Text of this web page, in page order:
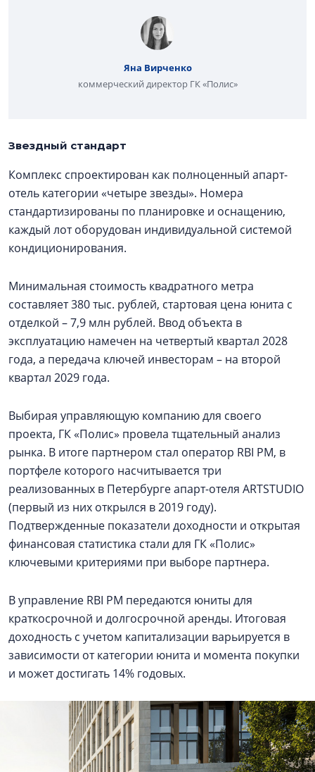
Яна Вирченко
коммерческий директор ГК «Полис»
Звездный стандарт
Комплекс спроектирован как полноценный апарт-
отель категории «четыре звезды». Номера
стандартизированы по планировке и оснащению,
каждый лот оборудован индивидуальной системой
кондиционирования.
Минимальная стоимость квадратного метра
составляет 380 тыс. рублей, стартовая цена юнита с
отделкой – 7,9 млн рублей. Ввод объекта в
эксплуатацию намечен на четвертый квартал 2028
года, а передача ключей инвесторам – на второй
квартал 2029 года.
Выбирая управляющую компанию для своего
проекта, ГК «Полис» провела тщательный анализ
рынка. В итоге партнером стал оператор RBI PM, в
портфеле которого насчитывается три
реализованных в Петербурге апарт-отеля ARTSTUDIO
(первый из них открылся в 2019 году).
Подтвержденные показатели доходности и открытая
финансовая статистика стали для ГК «Полис»
ключевыми критериями при выборе партнера.
В управление RBI PM передаются юниты для
краткосрочной и долгосрочной аренды. Итоговая
доходность с учетом капитализации варьируется в
зависимости от категории юнита и момента покупки
и может достигать 14% годовых.